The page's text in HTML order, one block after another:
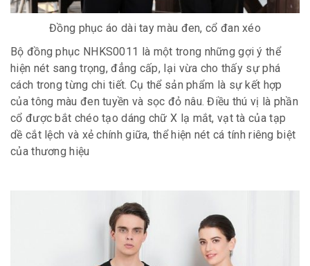
Đồng phục áo dài tay màu đen, cổ đan xéo
Bộ đồng phục NHKS0011 là một trong những gợi ý thể
hiện nét sang trọng, đẳng cấp, lại vừa cho thấy sự phá
cách trong từng chi tiết. Cụ thể sản phẩm là sự kết hợp
của tông màu đen tuyền và sọc đỏ nâu. Điều thú vị là phần
cổ được bắt chéo tạo dáng chữ X lạ mắt, vạt tà của tạp
dề cắt lệch và xẻ chính giữa, thể hiện nét cá tính riêng biệt
của thương hiệu